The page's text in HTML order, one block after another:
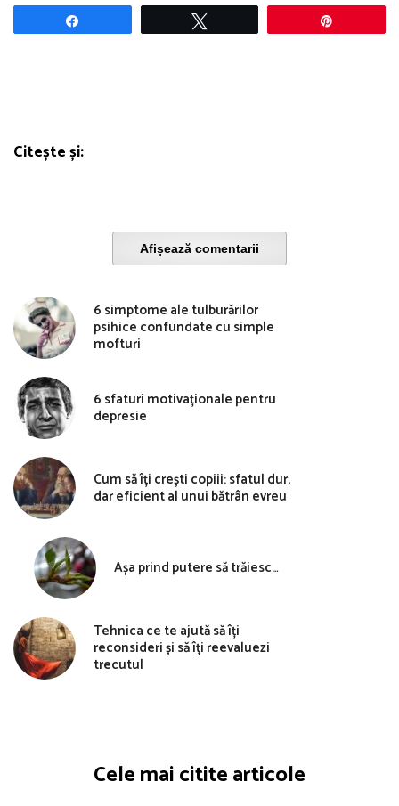
Citește și:
Afișează comentarii
6 simptome ale tulburărilor
psihice confundate cu simple
mofturi
6 sfaturi motivaționale pentru
depresie
Cum să îți crești copiii: sfatul dur,
dar eficient al unui bătrân evreu
Așa prind putere să trăiesc…
Tehnica ce te ajută să îți
reconsideri și să îți reevaluezi
trecutul
Cele mai citite articole